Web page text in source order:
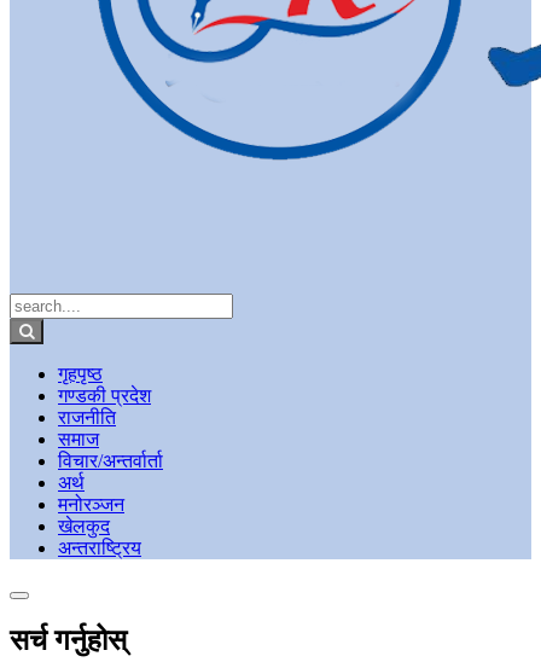
गृहपृष्ठ
गण्डकी प्रदेश
राजनीति
समाज
विचार/अन्तर्वार्ता
अर्थ
मनोरञ्जन
खेलकुद
अन्तराष्ट्रिय
सर्च गर्नुहोस्